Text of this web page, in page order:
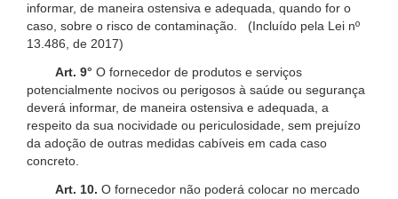
informar, de maneira ostensiva e adequada, quando for o
caso, sobre o risco de contaminação. (Incluído pela Lei nº
13.486, de 2017)
Art. 9° O fornecedor de produtos e serviços
potencialmente nocivos ou perigosos à saúde ou segurança
deverá informar, de maneira ostensiva e adequada, a
respeito da sua nocividade ou periculosidade, sem prejuízo
da adoção de outras medidas cabíveis em cada caso
concreto.
Art. 10. O fornecedor não poderá colocar no mercado